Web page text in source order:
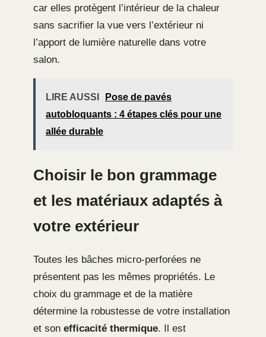
car elles protègent l’intérieur de la chaleur
sans sacrifier la vue vers l’extérieur ni
l’apport de lumière naturelle dans votre
salon.
LIRE AUSSI
Pose de pavés
autobloquants : 4 étapes clés pour une
allée durable
Choisir le bon grammage
et les matériaux adaptés à
votre extérieur
Toutes les bâches micro-perforées ne
présentent pas les mêmes propriétés. Le
choix du grammage et de la matière
détermine la robustesse de votre installation
et son efficacité thermique. Il est